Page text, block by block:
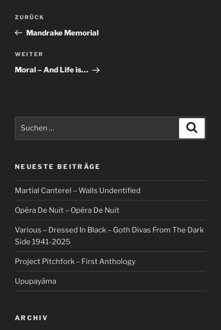
Beitragsnavigation
Vorheriger
Beitrag
ZURÜCK
Mandrake Memorial
Nächster
Beitrag
WEITER
Moral – And Life is…
NEUESTE BEITRÄGE
Martial Canterel – Walls Undentified
Opéra De Nuit – Opéra De Nuit
Various – Dressed In Black – Goth Divas From The Dark
Side 1941-2025
Project Pitchfork – First Anthology
Upupayāma
ARCHIV